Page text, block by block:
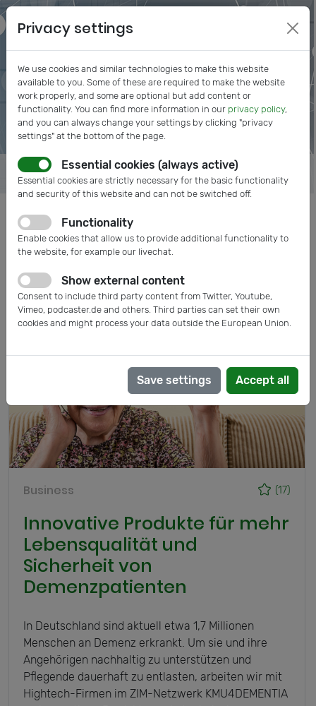
Posts tagged: Pflegenotstand
(17)
Business
Innovative Produkte für mehr
Lebensqualität und
Sicherheit von
Demenzpatienten
In Deutschland sind aktuell etwa 1,7 Millionen
Menschen an Demenz erkrankt. Um sie und ihre
Angehörigen nachhaltig zu unterstützen und
Pflegende dauerhaft zu entlasten, arbeiten wir mit
Hightech-Firmen im ZIM-Netzwerk KMU4DEMENTIA
Privacy settings
We use cookies and similar technologies to make this website
available to you. Some of these are required to make the website
work properly, and some are optional but add content or
functionality. You can find more information in our privacy policy,
and you can always change your settings by clicking "privacy
settings" at the bottom of the page.
Essential cookies (always active)
Essential cookies are strictly necessary for the basic functionality
and security of this website and can not be switched off.
Functionality
Enable cookies that allow us to provide additional functionality to
the website, for example our livechat.
Show external content
Consent to include third party content from Twitter, Youtube,
Vimeo, podcaster.de and others. Third parties can set their own
cookies and might process your data outside the European Union.
Save settings Accept all